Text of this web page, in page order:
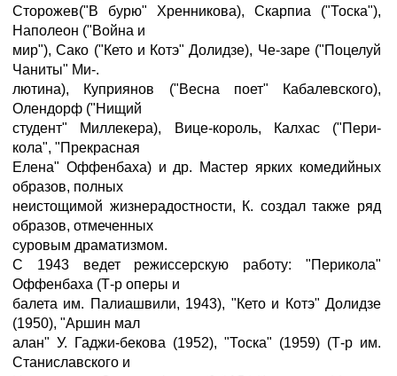
Сторожев("В бурю" Хренникова), Скарпиа ("Тоска"),
Наполеон ("Война и
мир"), Сако ("Кето и Котэ" Долидзе), Че-заре ("Поцелуй
Чаниты" Ми-.
лютина), Куприянов ("Весна поет" Кабалевского),
Олендорф ("Нищий
студент" Миллекера), Вице-король, Калхас ("Пери-
кола", "Прекрасная
Елена" Оффенбаха) и др. Мастер ярких комедийных
образов, полных
неистощимой жизнерадостности, К. создал также ряд
образов, отмеченных
суровым драматизмом.
С 1943 ведет режиссерскую работу: "Перикола"
Оффенбаха (Т-р оперы и
балета им. Палиашвили, 1943), "Кето и Котэ" Долидзе
(1950), "Аршин мал
алан" У. Гаджи-бекова (1952), "Тоска" (1959) (Т-р им.
Станиславского и